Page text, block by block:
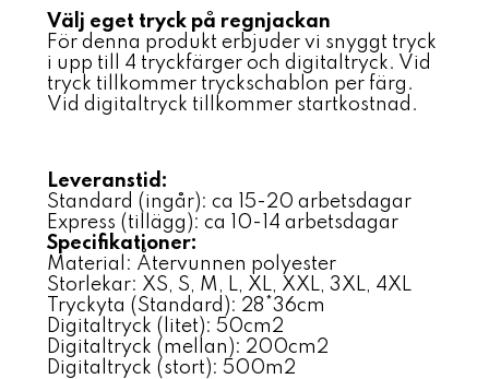
Välj eget tryck på regnjackan
För denna produkt erbjuder vi snyggt tryck
i upp till 4 tryckfärger och digitaltryck. Vid
tryck tillkommer tryckschablon per färg.
Vid digitaltryck tillkommer startkostnad.
Leveranstid:
Standard (ingår): ca 15-20 arbetsdagar
Express (tillägg): ca 10-14 arbetsdagar
Specifikationer:
Material: Återvunnen polyester
Storlekar: XS, S, M, L, XL, XXL, 3XL, 4XL
Tryckyta (Standard): 28*36cm
Digitaltryck (litet): 50cm2
Digitaltryck (mellan): 200cm2
Digitaltryck (stort): 500m2